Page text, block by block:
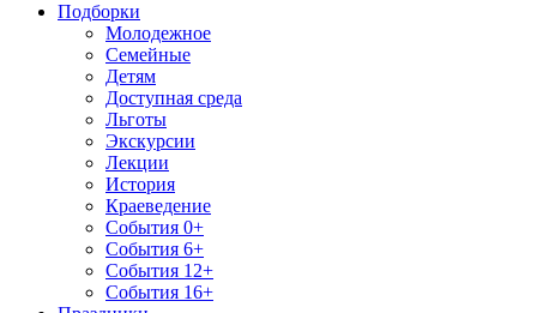
Подборки
Молодежное
Семейные
Детям
Доступная среда
Льготы
Экскурсии
Лекции
История
Краеведение
События 0+
События 6+
События 12+
События 16+